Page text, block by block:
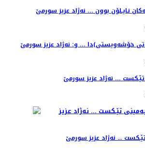
نـایـلۆن بوون ... نه‌ژاد عزیز سورمێ
خۆشه‌ویستی)دا ... و: نه‌ژاد عزیز سورمێ
تێـكست ... نه‌ژاد عزیز سورمێ
… نه‌ژاد عزیز سورمێ